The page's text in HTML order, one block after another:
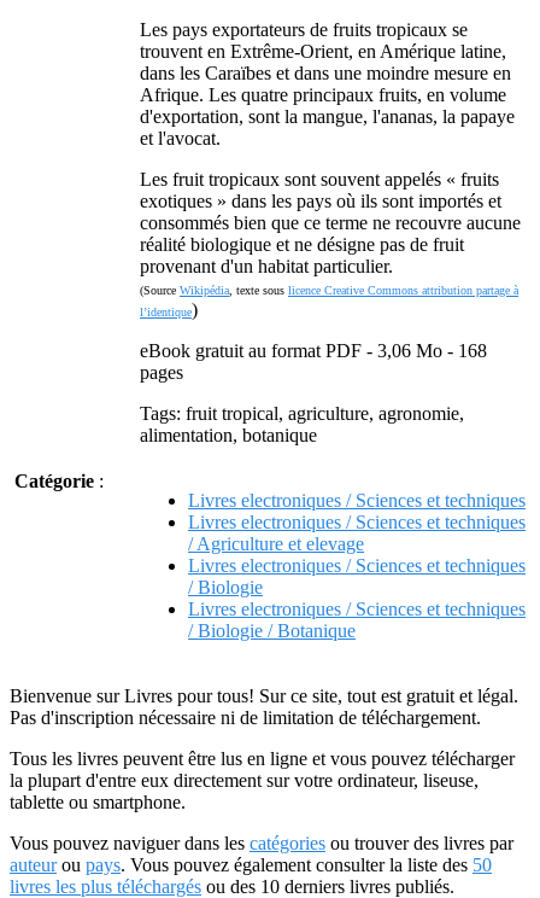
Les pays exportateurs de fruits tropicaux se
trouvent en Extrême-Orient, en Amérique latine,
dans les Caraïbes et dans une moindre mesure en
Afrique. Les quatre principaux fruits, en volume
d'exportation, sont la mangue, l'ananas, la papaye
et l'avocat.
Les fruit tropicaux sont souvent appelés « fruits
exotiques » dans les pays où ils sont importés et
consommés bien que ce terme ne recouvre aucune
réalité biologique et ne désigne pas de fruit
provenant d'un habitat particulier.
(Source Wikipédia , texte sous licence Creative Commons attribution partage à
l’identique)
eBook gratuit au format PDF - 3,06 Mo - 168
pages
Tags: fruit tropical, agriculture, agronomie,
alimentation, botanique
Catégorie :
Livres electroniques / Sciences et techniques
Livres electroniques / Sciences et techniques
/ Agriculture et elevage
Livres electroniques / Sciences et techniques
/ Biologie
Livres electroniques / Sciences et techniques
/ Biologie / Botanique
Bienvenue sur Livres pour tous! Sur ce site, tout est gratuit et légal.
Pas d'inscription nécessaire ni de limitation de téléchargement.
Tous les livres peuvent être lus en ligne et vous pouvez télécharger
la plupart d'entre eux directement sur votre ordinateur, liseuse,
tablette ou smartphone.
Vous pouvez naviguer dans les catégories ou trouver des livres par
auteurou pays. Vous pouvez également consulter la liste des 50
livres les plus téléchargés ou des 10 derniers livres publiés.